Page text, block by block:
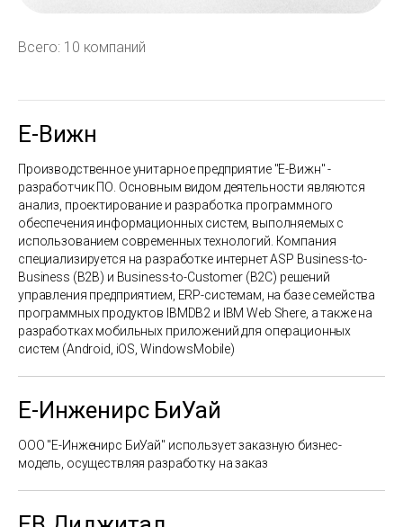
Всего: 10 компаний
Е-Вижн
Производственное унитарное предприятие "Е-Вижн" -
разработчик ПО. Основным видом деятельности являются
анализ, проектирование и разработка программного
обеспечения информационных систем, выполняемых с
использованием современных технологий. Компания
специализируется на разработке интернет ASP Business-to-
Business (B2B) и Business-to-Customer (B2C) решений
управления предприятием, ERP-системам, на базе семейства
программных продуктов IBMDB2 и IBM Web Shere, а также на
разработках мобильных приложений для операционных
систем (Android, iOS, WindowsMobile)
Е-Инженирс БиУай
ООО "Е-Инженирс БиУай" использует заказную бизнес-
модель, осуществляя разработку на заказ